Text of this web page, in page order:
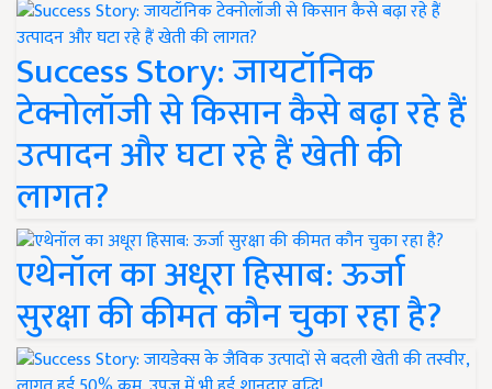
Success Story: जायटॉनिक
टेक्नोलॉजी से किसान कैसे बढ़ा रहे हैं
उत्पादन और घटा रहे हैं खेती की
लागत?
एथेनॉल का अधूरा हिसाब: ऊर्जा
सुरक्षा की कीमत कौन चुका रहा है?